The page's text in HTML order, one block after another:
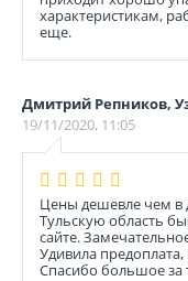
характеристикам,
еще.
Дмитрий Репников,
19/11/2020, 11:05
Цены дешевле чем в
Тульскую область
сайте.
Удивила предоплата,
Спасибо большое за